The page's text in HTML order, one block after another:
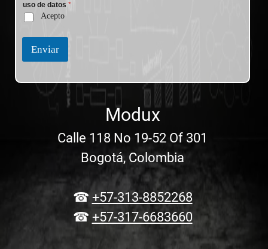
uso de datos *
Acepto
Enviar
Modux
Calle 118 No 19-52 Of 301
Bogotá, Colombia
☎ +57-313-8852268
☎ +57-317-6683660